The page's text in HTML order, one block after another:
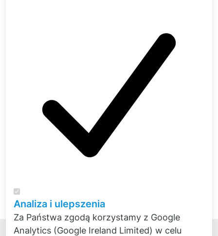
własnym zakresie? Jako partner sprzedaży
sprzętu pomiarowego SCADAS, oferujemy
niestandardowe rozwiązania, aby
wyposażyć Twój zespół testowy. Chętnie
Analiza i ulepszenia
Za Państwa zgodą korzystamy z Google
Analytics (Google Ireland Limited) w celu